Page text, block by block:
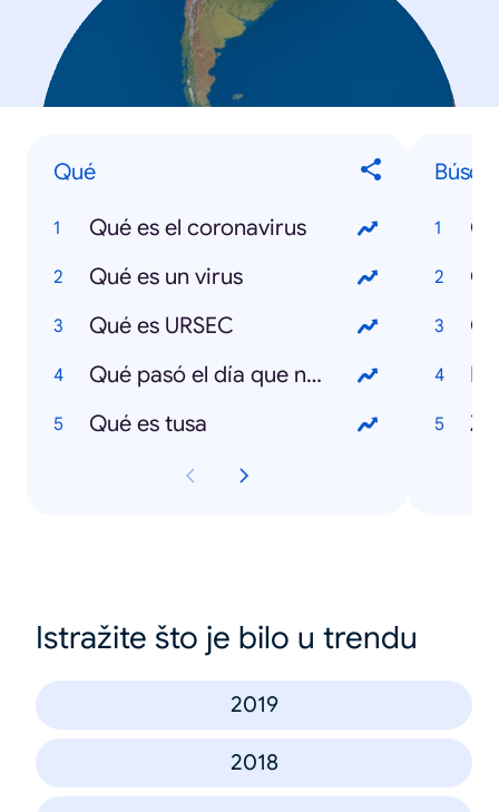
Qué
Qué es el coronavirus
Qué es un virus
Qué es URSEC
Qué pasó el día que nací
Qué es tusa
Istražite što je bilo u trendu
2019
2018